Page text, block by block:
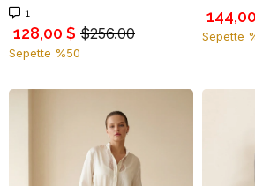
1
$256.00
128,00 $
Sepette %50
Sepette